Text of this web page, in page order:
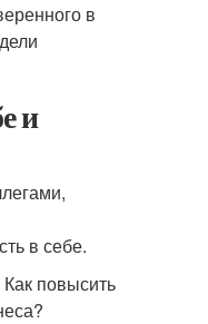
в
и
в себе.
повысить